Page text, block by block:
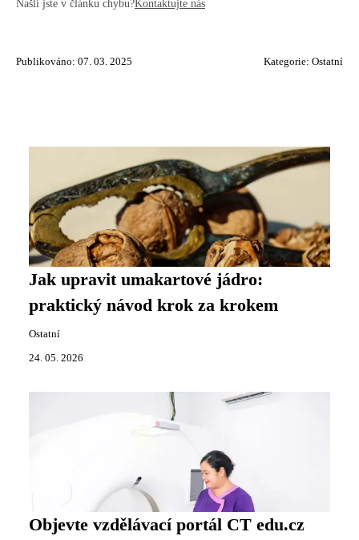
Našli jste v článku chybu?Kontaktujte nás
Publikováno: 07. 03. 2025 Kategorie: Ostatní
Jak upravit umakartové jádro:
praktický návod krok za krokem
Ostatní
24. 05. 2026
Objevte vzdělávací portál CT edu.cz